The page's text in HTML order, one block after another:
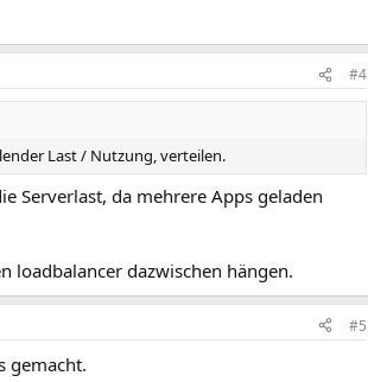
#4
Last / Nutzung, verteilen.
Serverlast, da mehrere Apps geladen
loadbalancer dazwischen hängen.
#5
gemacht.